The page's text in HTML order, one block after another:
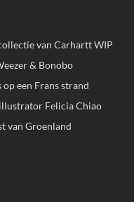
van Carhartt WIP
& Bonobo
een Frans strand
Felicia Chiao
van Groenland